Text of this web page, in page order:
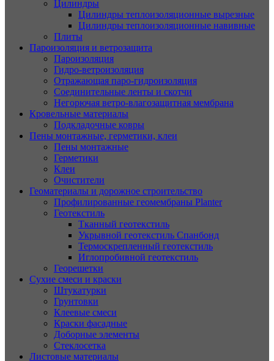
Цилиндры
Цилиндры теплоизоляционные вырезные
Цилиндры теплоизоляционные навивные
Плиты
Пароизоляция и ветрозащита
Пароизоляция
Гидро-ветроизоляция
Отражающая паро-гидроизоляция
Соединительные ленты и скотчи
Негорючая ветро-влагозащитная мембрана
Кровельные материалы
Подкладочные ковры
Пены монтажные, герметики, клеи
Пены монтажные
Герметики
Клеи
Очистители
Геоматериалы и дорожное строительство
Профилированные геомембраны Planter
Геотекстиль
Тканный геотекстиль
Укрывной геотекстиль Спанбонд
Термоскрепленный геотекстиль
Иглопробивной геотекстиль
Георешетки
Сухие смеси и краски
Штукатурки
Грунтовки
Клеевые смеси
Краски фасадные
Доборные элементы
Стеклосетка
Листовые материалы